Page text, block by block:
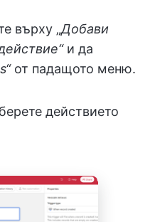
върху „Добави
и да
от падащото меню.
действието